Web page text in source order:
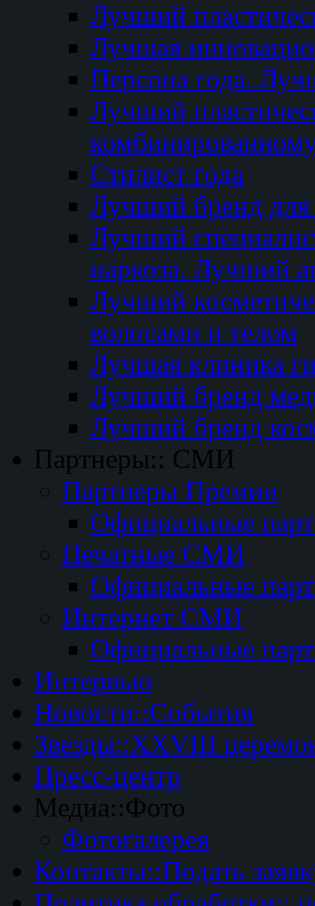
Лучший
Лучшая
Персона года.
Лучший
Стилист года
Лучший бренд
Лучший
наркоза. Лучший
Лучший
волосами и телом
Лучшая клиника
Лучший бренд
Лучший бренд
Партнеры:: СМИ
Партнеры Премии
Официальные
Печатные СМИ
Официальные
Интернет СМИ
Официальные
Интервью
Новости::События
Звезды::XXVIII
Пресс-центр
Медиа::Фото
Фотогалерея
Контакты::Подать